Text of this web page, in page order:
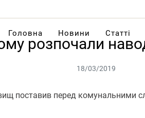
Головна Новини Статті
розпочали
18/03/2019
поставив перед комунальними